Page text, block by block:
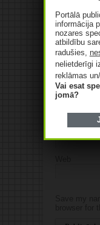
Vārds
E-pasts *
Portālā
informācija
nozares
atbildību
radušies,
nelietderīgi
reklāmas
Vai esat
jomā?